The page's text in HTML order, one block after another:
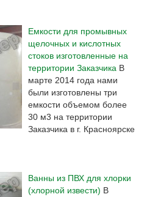
Емкости для промывных
щелочных и кислотных
стоков изготовленные на
территории Заказчика В
марте 2014 года нами
были изготовлены три
емкости объемом более
30 м3 на территории
Заказчика в г. Красноярске
Ванны из ПВХ для хлорки
(хлорной извести) В